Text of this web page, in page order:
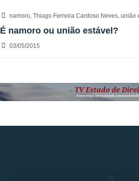
namoro, Thiago Ferreira Cardoso Neves, união
É namoro ou união estável?
03/05/2015